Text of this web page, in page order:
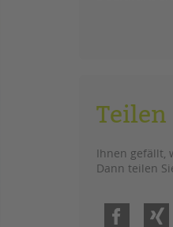
Teilen
Ihnen gefällt,
Dann teilen
Facebook